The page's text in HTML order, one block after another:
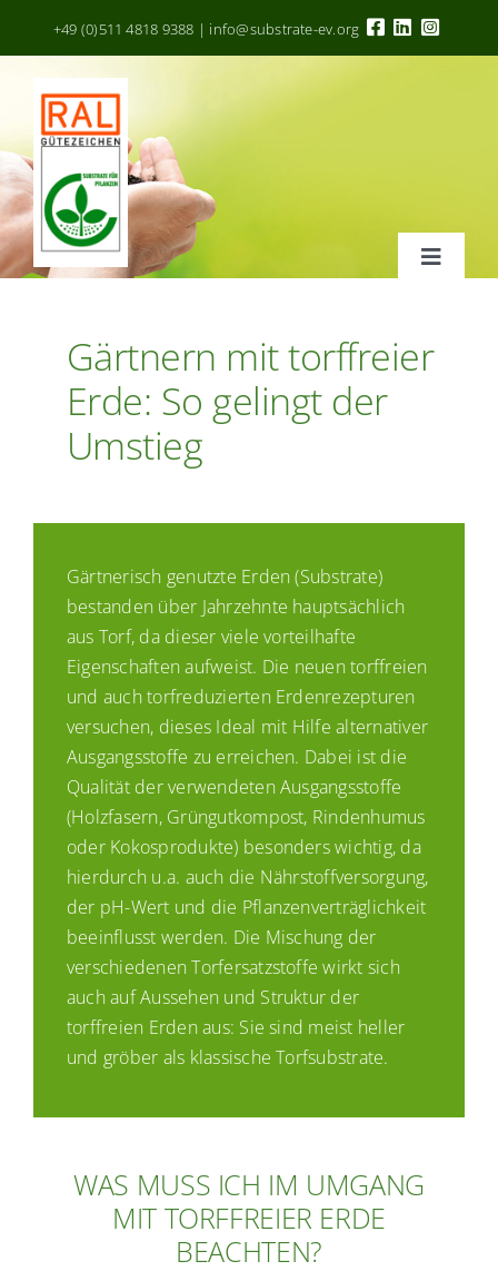
springen
+49 (0)511 4818 9388 | info@substrate-ev.org
Toggle
Kriterien
Verbraucher-Infos
Gärtnern mit torffreier
Erde: So gelingt der
Umstieg
Gärtnerisch genutzte Erden (Substrate)
bestanden über Jahrzehnte hauptsächlich
aus Torf, da dieser viele vorteilhafte
Eigenschaften aufweist. Die neuen torffreien
und auch torfreduzierten Erdenrezepturen
versuchen, dieses Ideal mit Hilfe alternativer
Ausgangsstoffe zu erreichen. Dabei ist die
Qualität der verwendeten Ausgangsstoffe
(Holzfasern, Grüngutkompost, Rindenhumus
oder Kokosprodukte) besonders wichtig, da
hierdurch u.a. auch die Nährstoffversorgung,
der pH-Wert und die Pflanzenverträglichkeit
beeinflusst werden. Die Mischung der
verschiedenen Torfersatzstoffe wirkt sich
auch auf Aussehen und Struktur der
torffreien Erden aus: Sie sind meist heller
und gröber als klassische Torfsubstrate.
WAS MUSS ICH IM UMGANG
MIT TORFFREIER ERDE
BEACHTEN?